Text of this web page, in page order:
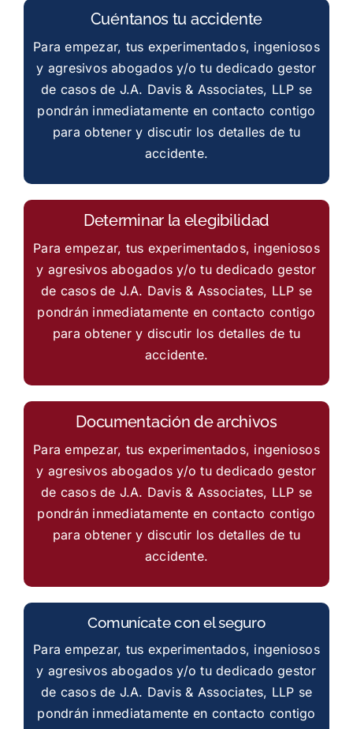
Cuéntanos tu accidente
Para empezar, tus experimentados, ingeniosos
y agresivos abogados y/o tu dedicado gestor
de casos de J.A. Davis & Associates, LLP se
pondrán inmediatamente en contacto contigo
para obtener y discutir los detalles de tu
accidente.
Determinar la elegibilidad
Para empezar, tus experimentados, ingeniosos
y agresivos abogados y/o tu dedicado gestor
de casos de J.A. Davis & Associates, LLP se
pondrán inmediatamente en contacto contigo
para obtener y discutir los detalles de tu
accidente.
Documentación de archivos
Para empezar, tus experimentados, ingeniosos
y agresivos abogados y/o tu dedicado gestor
de casos de J.A. Davis & Associates, LLP se
pondrán inmediatamente en contacto contigo
para obtener y discutir los detalles de tu
accidente.
Comunícate con el seguro
Para empezar, tus experimentados, ingeniosos
y agresivos abogados y/o tu dedicado gestor
de casos de J.A. Davis & Associates, LLP se
pondrán inmediatamente en contacto contigo